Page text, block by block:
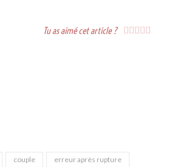
Tu as aimé cet article ?     
couple
erreur après rupture